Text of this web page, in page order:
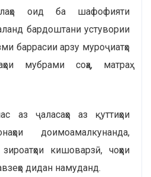
оид ба шафофияти
бардоштани устувории
баррасии арзу муроҷиатҳо
мубрами соҳа, матраҳ
аз ҷаласаҳо аз қуттиҳои
доимоамалкунанда,
кишоварзӣ, чоҳҳои
дидан намуданд.